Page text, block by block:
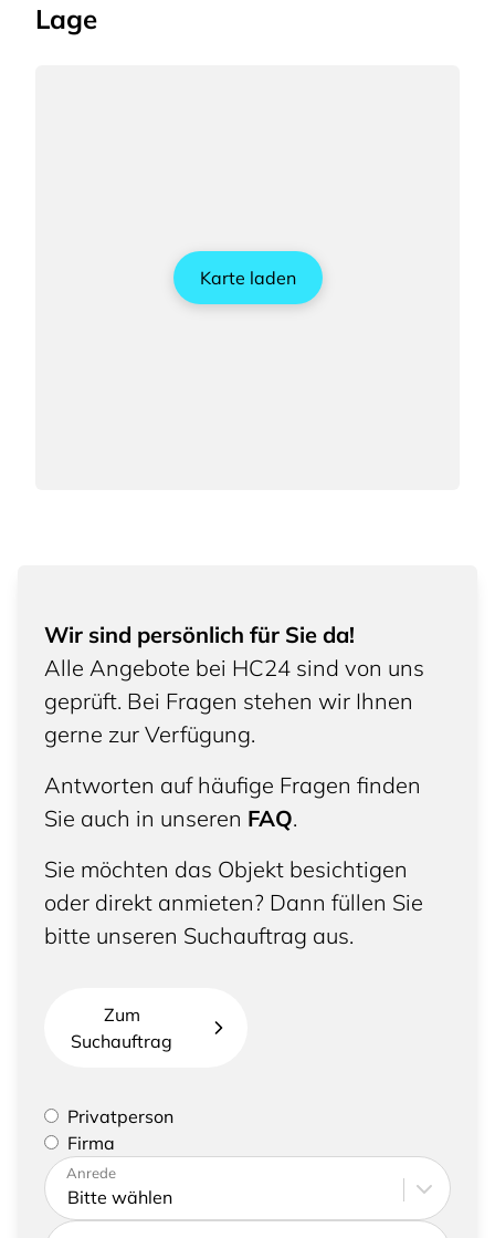
Lage
Karte laden
Wir sind persönlich für Sie da!
Alle Angebote bei HC24 sind von uns
geprüft. Bei Fragen stehen wir Ihnen
gerne zur Verfügung.
Antworten auf häufige Fragen finden
Sie auch in unseren FAQ.
Sie möchten das Objekt besichtigen
oder direkt anmieten? Dann füllen Sie
bitte unseren Suchauftrag aus.
Zum
Suchauftrag
Bitte geben Sie an, ob Sie eine Privatperson sind
oder eine Firma vertreten
Privatperson
Firma
Bitte tragen Sie Ihre Adresse sowie
Kontaktdaten ein
Anrede